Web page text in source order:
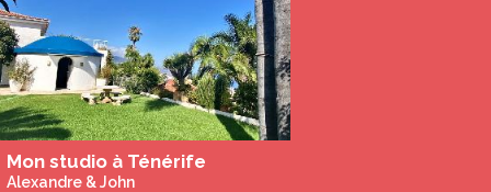
Mon studio à Ténérife
Alexandre & John